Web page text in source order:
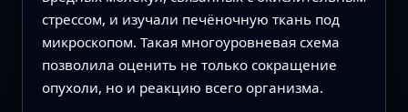
стрессом, и изучали печёночную ткань под
микроскопом. Такая многоуровневая схема
позволила оценить не только сокращение
опухоли, но и реакцию всего организма.